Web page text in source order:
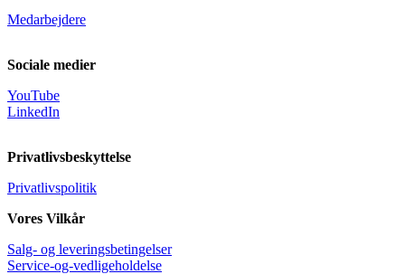
Medarbejdere
Sociale medier
YouTube
LinkedIn
Privatlivsbeskyttelse
Privatlivspolitik
Vores Vilkår
Salg- og leveringsbetingelser
Service-og-vedligeholdelse